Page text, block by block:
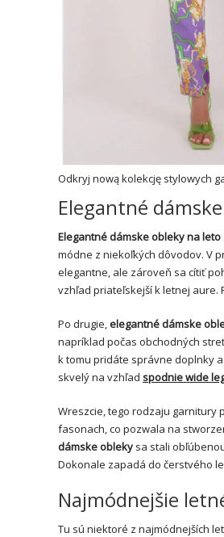
Odkryj nową kolekcję stylowych
Elegantné
Elegantné dámske obleky na leto
módne z niekoľkých dôvodov. V
elegantne, ale zároveň sa cítiť
vzhľad priateľskejší k letnej aure.
Po drugie,elegantné dámske
napríklad počas obchodných
k tomu pridáte správne doplnky
skvelý na vzhľad spodnie wide
Wreszcie, tego rodzaju garnitury
fasonach, co pozwala na
dámske obleky sa stali
Dokonale zapadá do čerstvého
Najmódnejšie
Tu sú niektoré z najmódnejších